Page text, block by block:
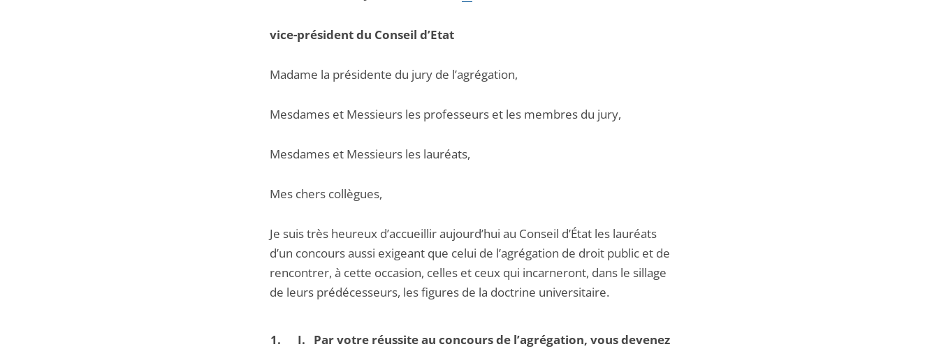
vice-président du Conseil d’Etat
Madame la présidente du jury de l’agrégation,
Mesdames et Messieurs les professeurs et les membres du jury,
Mesdames et Messieurs les lauréats,
Mes chers collègues,
Je suis très heureux d’accueillir aujourd’hui au Conseil d’État les lauréats
d’un concours aussi exigeant que celui de l’agrégation de droit public et de
rencontrer, à cette occasion, celles et ceux qui incarneront, dans le sillage
de leurs prédécesseurs, les figures de la doctrine universitaire.
I. Par votre réussite au concours de l’agrégation, vous devenez